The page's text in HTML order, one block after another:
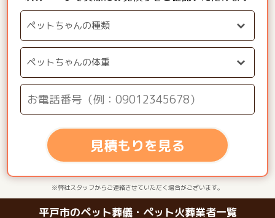
見積もりを見る
※弊社スタッフからご連絡させていただく場合がございます。
平戸市のペット葬儀・ペット火葬業者一覧